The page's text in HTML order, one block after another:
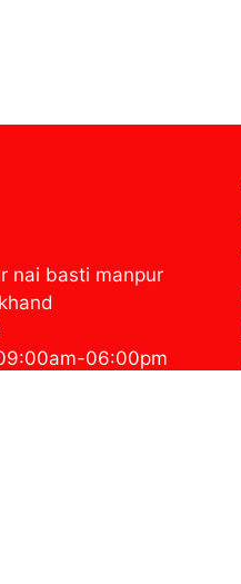
nai basti manpur
06:00pm